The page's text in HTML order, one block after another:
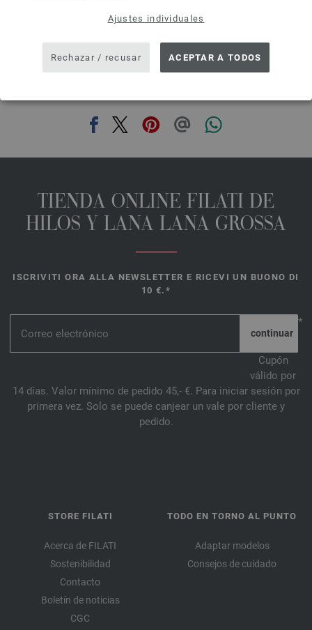
Ajustes individuales
Rechazar / recusar ACEPTAR A TODOS
TIENDA ONLINE FILATI DE
HILOS Y LANA LANA GROSSA
ISCRIVITI ORA ALLA NEWSLETTER E RICEVI UN BUONO DI
10 €.*
*
Cupón
válido por
14 días. Valor mínimo de pedido 45,- €. Para iniciar sesión por
primera vez. Solo se puede canjear un vale por cliente y
pedido.
STORE FILATI
Acerca de FILATI
Sostenibilidad
Contacto
Boletín de noticias
CGC
TODO EN TORNO AL PUNTO
Adaptar modelos
Consejos de cuidado